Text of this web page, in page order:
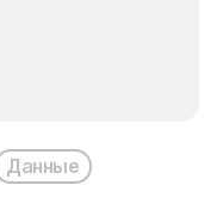
Данные